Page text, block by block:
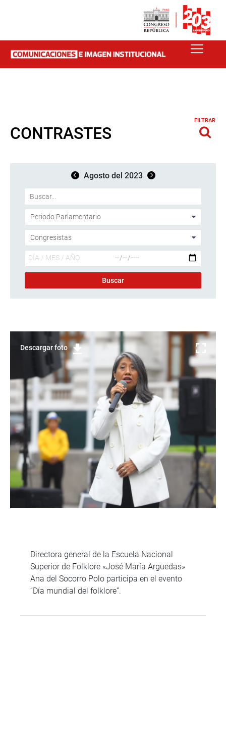
CONTRASTES
FILTRAR
Agosto del 2023
Descargar foto
Directora general de la Escuela Nacional
Superior de Folklore «José María Arguedas»
Ana del Socorro Polo participa en el evento
“Día mundial del folklore”.